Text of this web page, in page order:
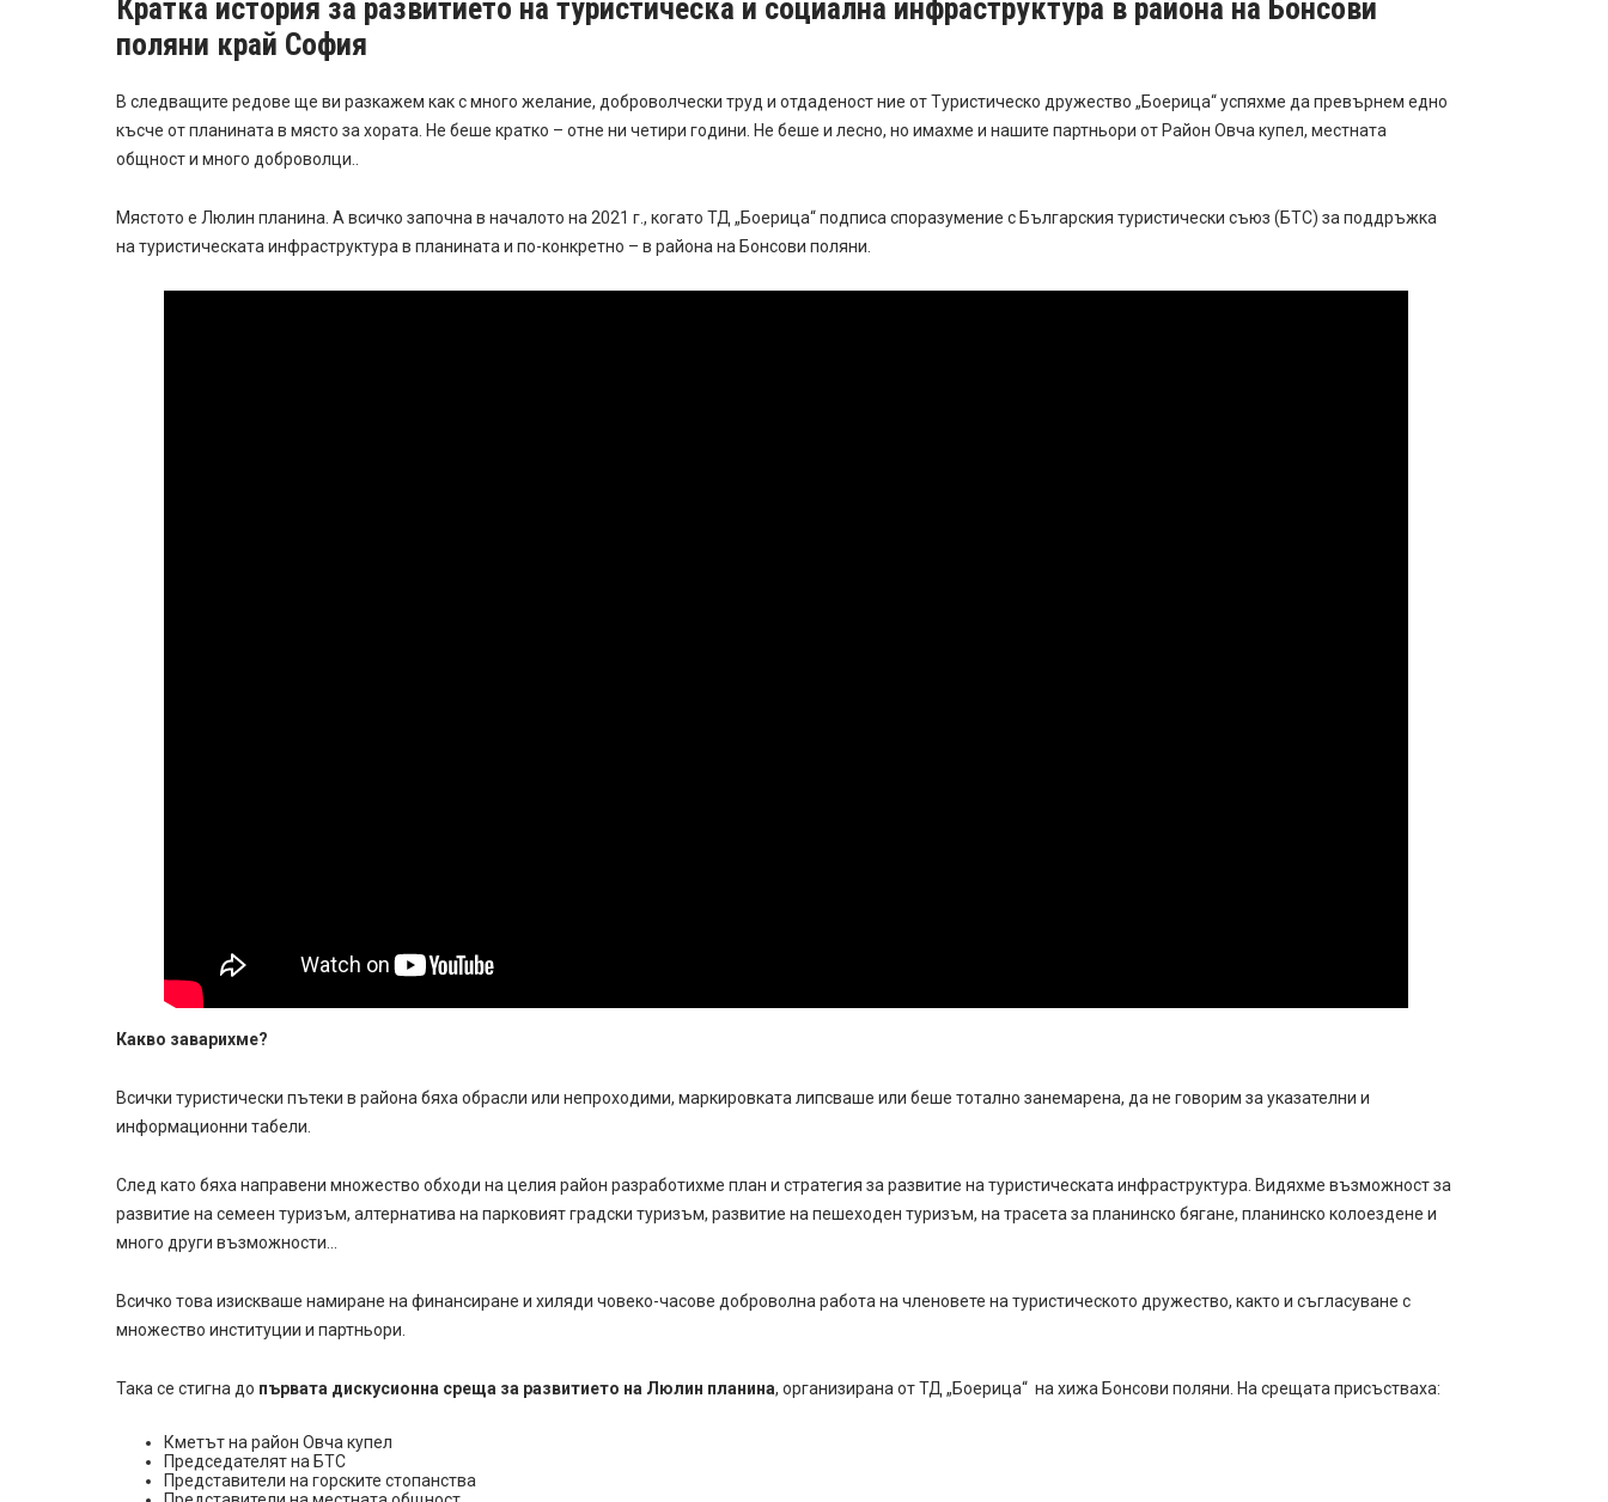
Кратка история за развитието на туристическа и социална инфраструктура в района на Бонсови
поляни край София
В следващите редове ще ви разкажем как с много желание, доброволчески труд и отдаденост ние от Туристическо дружество „Боерица“ успяхме да превърнем едно
късче от планината в място за хората. Не беше кратко – отне ни четири години. Не беше и лесно, но имахме и нашите партньори от Район Овча купел, местната
общност и много доброволци..
Мястото е Люлин планина. А всичко започна в началото на 2021 г., когато ТД „Боерица“ подписа споразумение с Българския туристически съюз (БТС) за поддръжка
на туристическата инфраструктура в планината и по-конкретно – в района на Бонсови поляни.
Какво заварихме?
Всички туристически пътеки в района бяха обрасли или непроходими, маркировката липсваше или беше тотално занемарена, да не говорим за указателни и
информационни табели.
След като бяха направени множество обходи на целия район разработихме план и стратегия за развитие на туристическата инфраструктура. Видяхме възможност за
развитие на семеен туризъм, алтернатива на парковият градски туризъм, развитие на пешеходен туризъм, на трасета за планинско бягане, планинско колоездене и
много други възможности…
Всичко това изискваше намиране на финансиране и хиляди човеко-часове доброволна работа на членовете на туристическото дружество, както и съгласуване с
множество институции и партньори.
Така се стигна до първата дискусионна среща за развитието на Люлин планина, организирана от ТД „Боерица“ на хижа Бонсови поляни. На срещата присъстваха:
Кметът на район Овча купел
Председателят на БТС
Представители на горските стопанства